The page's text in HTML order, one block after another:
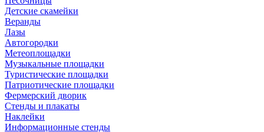
Детские скамейки
Веранды
Лазы
Автогородки
Метеоплощадки
Музыкальные площадки
Туристические площадки
Патриотические площадки
Фермерский дворик
Стенды и плакаты
Наклейки
Информационные стенды